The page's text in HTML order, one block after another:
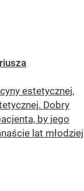
estetycznej,
Dobry
by jego
lat młodziej